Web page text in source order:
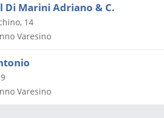
Di Marini Adriano & C.
14
Varesino
Varesino